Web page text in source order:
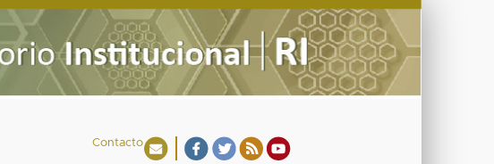
Contacto